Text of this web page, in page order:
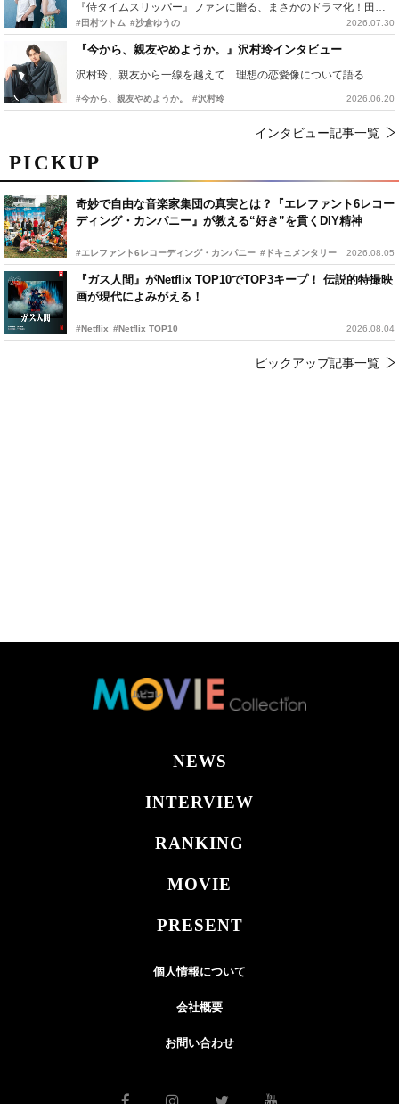
PICKUP
奇妙で自由な音楽家集団の真実とは？『エレファント6レコー
ディング・カンパニー』が教える“好き”を貫くDIY精神
#エレファント6レコーディング・カンパニー #ドキュメンタリー 2026.08.05
『ガス人間』がNetflix TOP10でTOP3キープ！ 伝説的特撮映
画が現代によみがえる！
#Netflix #Netflix TOP10 2026.08.04
ピックアップ記事一覧
『侍タイムスリッパー』ファンに贈る、まさかのドラマ化！田村ツトム×沙倉ゆうのが語る『心配無用ノ介』撮影秘話
#田村ツトム #沙倉ゆうの 2026.07.30
『今から、親友やめようか。』沢村玲インタビュー
沢村玲、親友から一線を越えて…理想の恋愛像について語る
#今から、親友やめようか。 #沢村玲 2026.06.20
インタビュー記事一覧
NEWS
INTERVIEW
RANKING
MOVIE
PRESENT
個人情報について
会社概要
お問い合わせ